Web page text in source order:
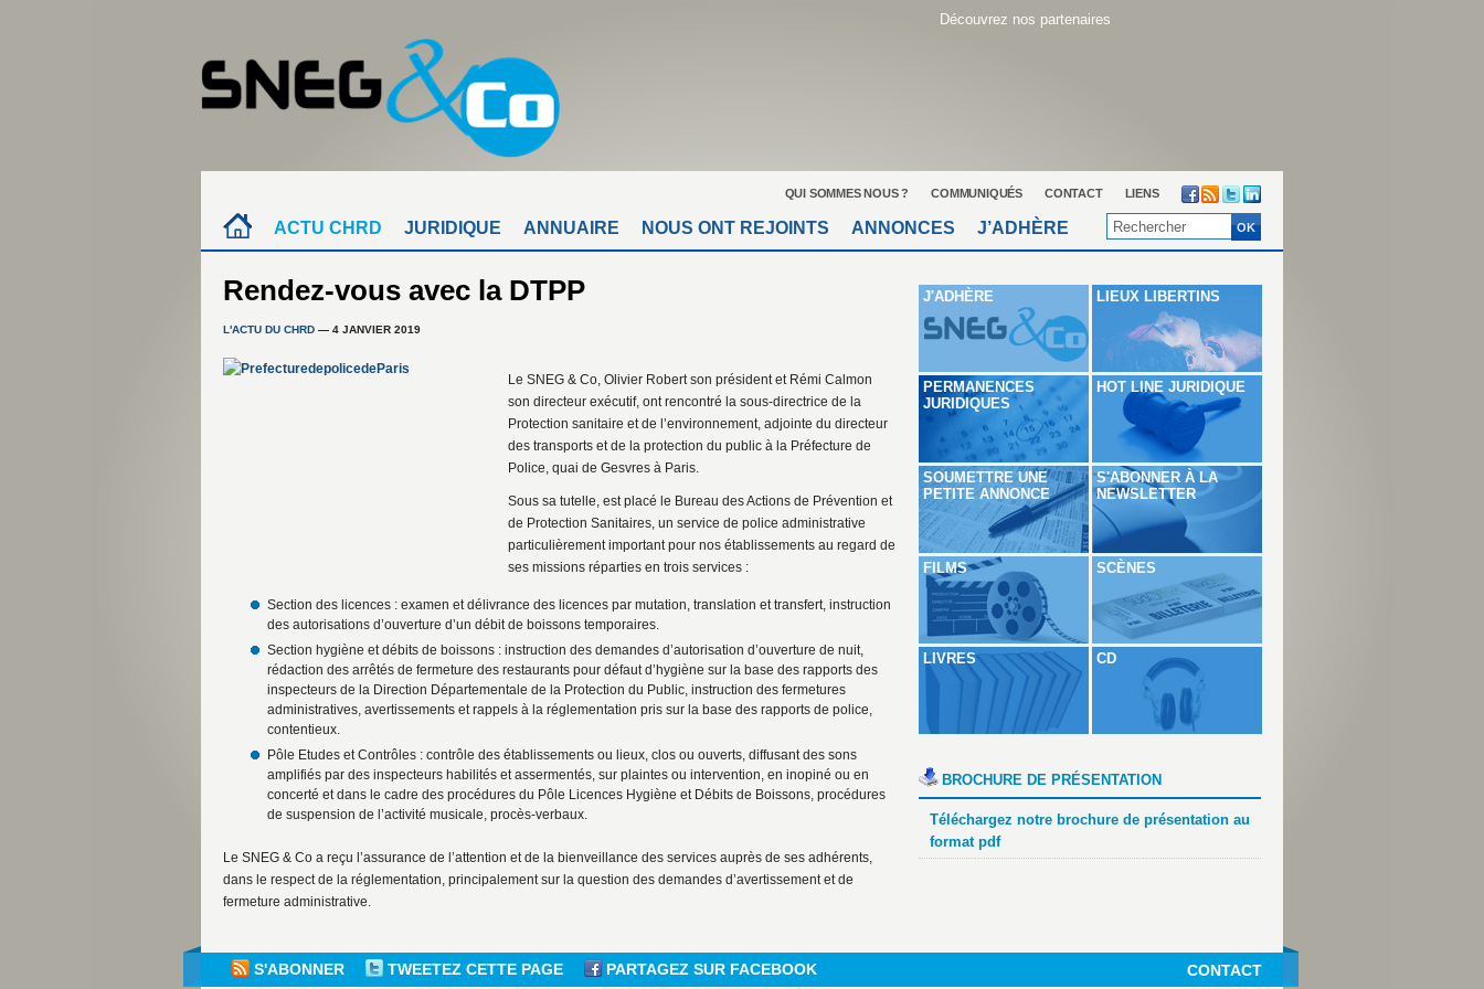
Découvrez nos partenaires
QUI SOMMES NOUS ? COMMUNIQUÉS CONTACT LIENS
ACTU CHRD JURIDIQUE ANNUAIRE NOUS ONT REJOINTS ANNONCES J’ADHÈRE
Rendez-vous avec la DTPP
L'ACTU DU CHRD — 4 JANVIER 2019
Le SNEG & Co, Olivier Robert son président et Rémi Calmon
son directeur exécutif, ont rencontré la sous-directrice de la
Protection sanitaire et de l’environnement, adjointe du directeur
des transports et de la protection du public à la Préfecture de
Police, quai de Gesvres à Paris.
Sous sa tutelle, est placé le Bureau des Actions de Prévention et
de Protection Sanitaires, un service de police administrative
particulièrement important pour nos établissements au regard de
ses missions réparties en trois services :
Section des licences : examen et délivrance des licences par mutation, translation et transfert, instruction
des autorisations d’ouverture d’un débit de boissons temporaires.
Section hygiène et débits de boissons : instruction des demandes d’autorisation d’ouverture de nuit,
rédaction des arrêtés de fermeture des restaurants pour défaut d’hygiène sur la base des rapports des
inspecteurs de la Direction Départementale de la Protection du Public, instruction des fermetures
administratives, avertissements et rappels à la réglementation pris sur la base des rapports de police,
contentieux.
Pôle Etudes et Contrôles : contrôle des établissements ou lieux, clos ou ouverts, diffusant des sons
amplifiés par des inspecteurs habilités et assermentés, sur plaintes ou intervention, en inopiné ou en
concerté et dans le cadre des procédures du Pôle Licences Hygiène et Débits de Boissons, procédures
de suspension de l’activité musicale, procès-verbaux.
Le SNEG & Co a reçu l’assurance de l’attention et de la bienveillance des services auprès de ses adhérents,
dans le respect de la réglementation, principalement sur la question des demandes d’avertissement et de
fermeture administrative.
J'ADHÈRE LIEUX LIBERTINS
PERMANENCES
JURIDIQUES
HOT LINE JURIDIQUE
SOUMETTRE UNE
PETITE ANNONCE
S'ABONNER À LA
NEWSLETTER
FILMS SCÈNES
LIVRES CD
BROCHURE DE PRÉSENTATION
Téléchargez notre brochure de présentation au
format pdf
S'ABONNER TWEETEZ CETTE PAGE PARTAGEZ SUR FACEBOOK CONTACT